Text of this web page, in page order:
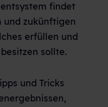
findet
und zukünftigen
erfüllen und
sollte.
und Tricks